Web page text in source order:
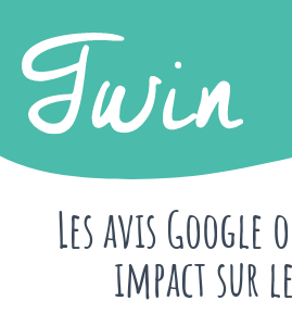
Les avis
impact sur le